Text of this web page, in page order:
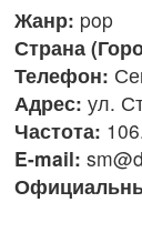
Жанр: pop
Страна
Телефон:
Адрес: ул.
Частота:
E-mail: